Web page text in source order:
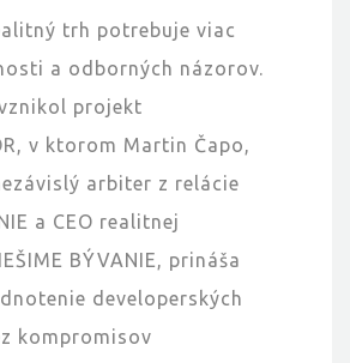
trh potrebuje viac
a odborných názorov.
projekt
v ktorom Martin Čapo,
arbiter z relácie
a CEO realitnej
BÝVANIE, prináša
developerských
kompromisov